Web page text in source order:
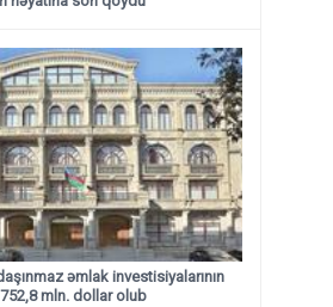
əmlak investisiyalarının
mln. dollar olub